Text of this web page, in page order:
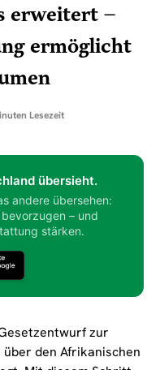
erweitert –
ermöglicht
Lesezeit
übersieht.
andere übersehen:
bevorzugen – und
stärken.
zur
den Afrikanischen